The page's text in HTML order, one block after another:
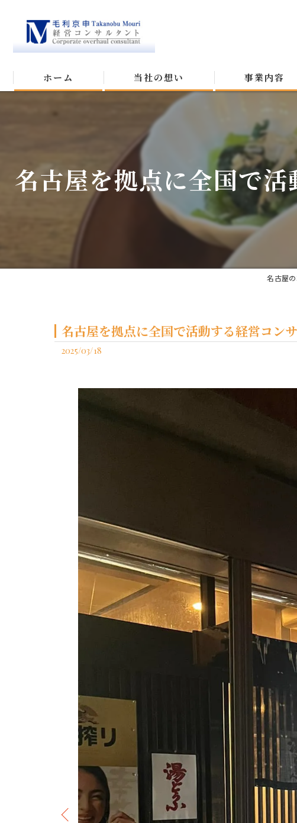
ホーム 当社の想い 事業内容
名古屋を拠点に全国で
名古屋
名古屋を拠点に全国で活動する経営コン
2025/03/18